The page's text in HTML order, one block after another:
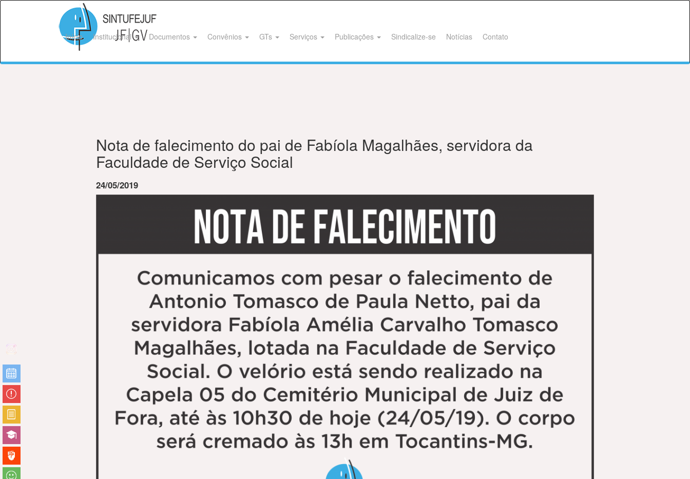
Início Institucional Documentos Convênios GTs Serviços Publicações Sindicalize-se Notícias Contato
Nota de falecimento do pai de Fabíola Magalhães, servidora da
Faculdade de Serviço Social
24/05/2019